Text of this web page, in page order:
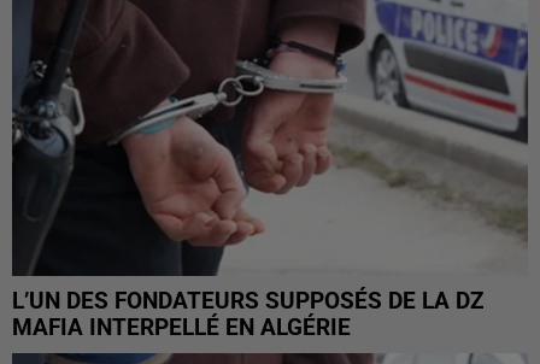
L’UN DES FONDATEURS SUPPOSÉS DE LA DZ
MAFIA INTERPELLÉ EN ALGÉRIE